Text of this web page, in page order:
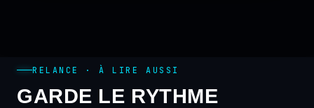
RELANCE · À LIRE AUSSI
GARDE LE RYTHME